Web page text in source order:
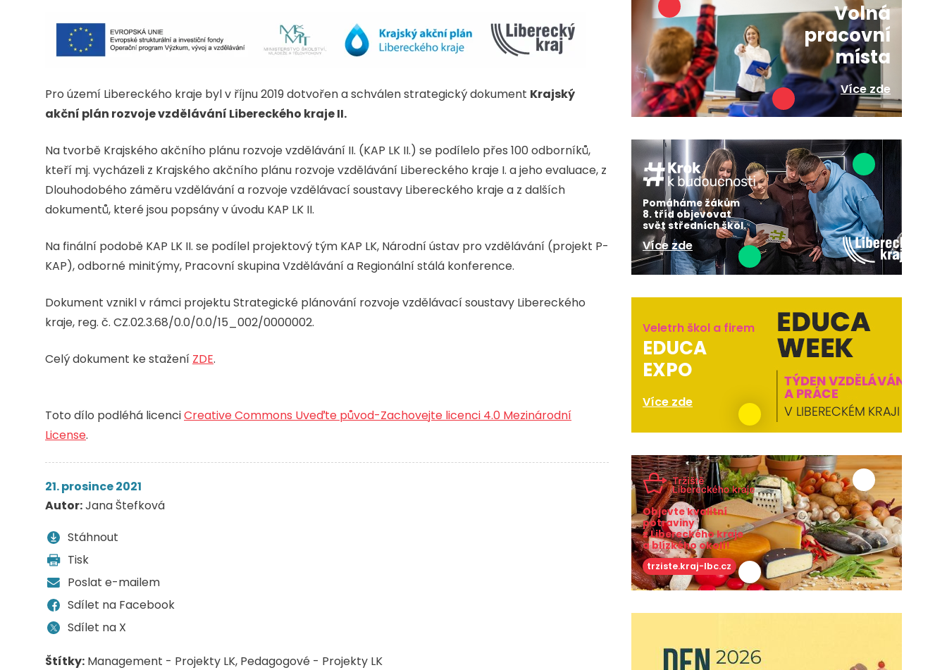
Pro území Libereckého kraje byl v říjnu 2019 dotvořen a schválen strategický dokument Krajský
akční plán rozvoje vzdělávání Libereckého kraje II.
Na tvorbě Krajského akčního plánu rozvoje vzdělávání II. (KAP LK II.) se podílelo přes 100 odborníků,
kteří mj. vycházeli z Krajského akčního plánu rozvoje vzdělávání Libereckého kraje I. a jeho evaluace, z
Dlouhodobého záměru vzdělávání a rozvoje vzdělávací soustavy Libereckého kraje a z dalších
dokumentů, které jsou popsány v úvodu KAP LK II.
Na finální podobě KAP LK II. se podílel projektový tým KAP LK, Národní ústav pro vzdělávání (projekt P-
KAP), odborné minitýmy, Pracovní skupina Vzdělávání a Regionální stálá konference.
Dokument vznikl v rámci projektu Strategické plánování rozvoje vzdělávací soustavy Libereckého
kraje, reg. č. CZ.02.3.68/0.0/0.0/15_002/0000002.
Celý dokument ke stažení ZDE.
Toto dílo podléhá licenciCreative Commons Uveďte původ-Zachovejte licenci 4.0 Mezinárodní
License.
21. prosince 2021
Autor:Jana Štefková
Stáhnout
Tisk
Poslat e-mailem
Sdílet na Facebook
Sdílet na X
Štítky: Management - Projekty LK Pedagogové - Projekty LK
Volná
pracovní
místa
Více zde
Pomáháme žákům
8. tříd objevovat
svět středních škol.
Více zde
Veletrh škol a firem
EDUCA
EXPO
Více zde
Objevte kvalitní
potraviny
z Libereckého kraje
a blízkého okolí!
trziste.kraj-lbc.cz